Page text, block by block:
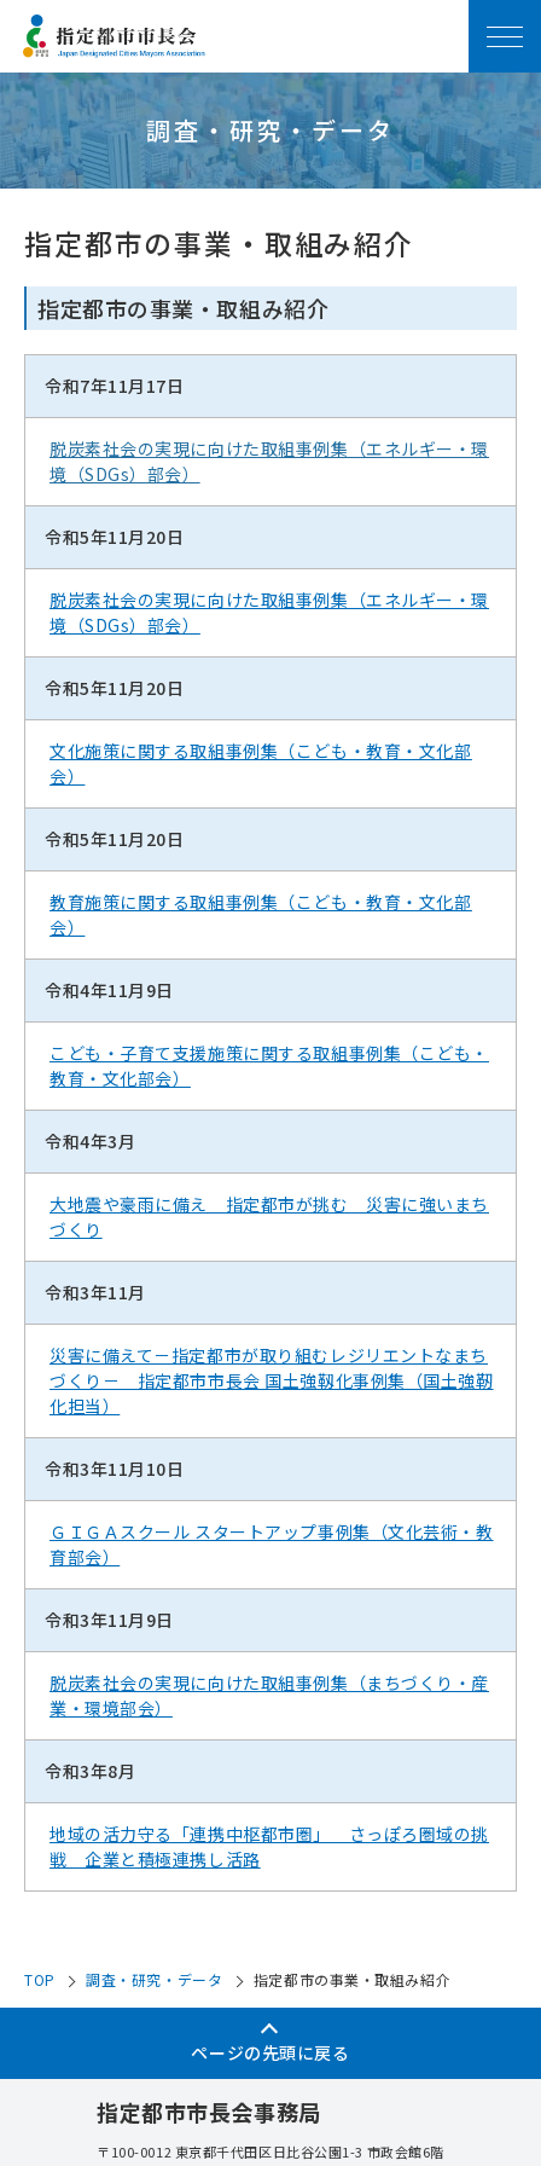
調査・研究・データ
TOP 調査・研究・データ 指定都市の事業・取組み紹介
指定都市の事業・取組み紹介
指定都市の事業・取組み紹介
令和7年11月17日
脱炭素社会の実現に向けた取組事例集（エネルギー・環
境（SDGs）部会）
令和5年11月20日
脱炭素社会の実現に向けた取組事例集（エネルギー・環
境（SDGs）部会）
令和5年11月20日
文化施策に関する取組事例集（こども・教育・文化部
会）
令和5年11月20日
教育施策に関する取組事例集（こども・教育・文化部
会）
令和4年11月9日
こども・子育て支援施策に関する取組事例集（こども・
教育・文化部会）
令和4年3月
大地震や豪雨に備え 指定都市が挑む 災害に強いまち
づくり
令和3年11月
災害に備えて－指定都市が取り組むレジリエントなまち
づくり－ 指定都市市長会 国土強靱化事例集（国土強靭
化担当）
令和3年11月10日
ＧＩＧＡスクール スタートアップ事例集（文化芸術・教
育部会）
令和3年11月9日
脱炭素社会の実現に向けた取組事例集（まちづくり・産
業・環境部会）
令和3年8月
地域の活力守る「連携中枢都市圏」 さっぽろ圏域の挑
戦 企業と積極連携し活路
ページの先頭に戻る
指定都市市長会事務局
〒100-0012 東京都千代田区日比谷公園1-3 市政会館6階